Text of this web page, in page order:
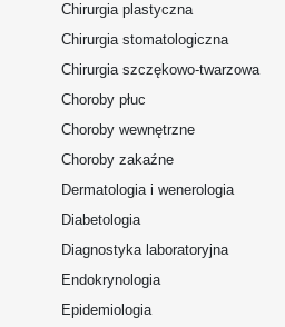
Chirurgia plastyczna
Chirurgia stomatologiczna
Chirurgia szczękowo-twarzowa
Choroby płuc
Choroby wewnętrzne
Choroby zakaźne
Dermatologia i wenerologia
Diabetologia
Diagnostyka laboratoryjna
Endokrynologia
Epidemiologia